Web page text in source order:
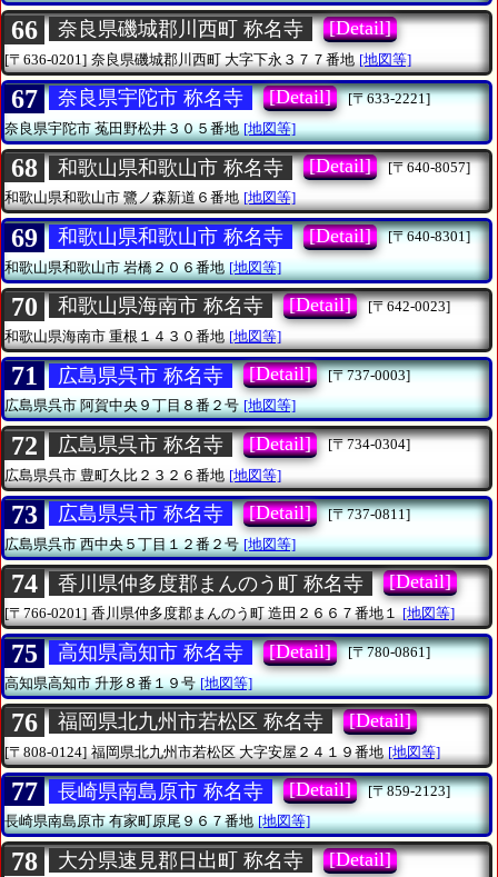
66 奈良県磯城郡川西町 称名寺 [Detail]
[〒636-0201] 奈良県磯城郡川西町 大字下永３７７番地 [地図等]
67 奈良県宇陀市 称名寺 [Detail]
[〒633-2221]
奈良県宇陀市菟田野松井３０５番地 [地図等]
68 和歌山県和歌山市 称名寺 [Detail]
[〒640-8057]
和歌山県和歌山市鷺ノ森新道６番地 [地図等]
69 和歌山県和歌山市 称名寺 [Detail]
[〒640-8301]
和歌山県和歌山市岩橋２０６番地 [地図等]
70 和歌山県海南市 称名寺 [Detail]
[〒642-0023]
和歌山県海南市 重根１４３０番地 [地図等]
71 広島県呉市 称名寺 [Detail]
[〒737-0003]
広島県呉市阿賀中央９丁目８番２号 [地図等]
72 広島県呉市 称名寺 [Detail]
[〒734-0304]
広島県呉市 豊町久比２３２６番地 [地図等]
73 広島県呉市 称名寺 [Detail]
[〒737-0811]
広島県呉市西中央５丁目１２番２号 [地図等]
74 香川県仲多度郡まんのう町 称名寺 [Detail]
[〒766-0201] 香川県仲多度郡まんのう町造田２６６７番地１ [地図等]
75 高知県高知市 称名寺 [Detail]
[〒780-0861]
高知県高知市升形８番１９号 [地図等]
76 福岡県北九州市若松区 称名寺 [Detail]
[〒808-0124] 福岡県北九州市若松区 大字安屋２４１９番地 [地図等]
77 長崎県南島原市 称名寺 [Detail]
[〒859-2123]
長崎県南島原市有家町原尾９６７番地 [地図等]
78 大分県速見郡日出町 称名寺 [Detail]